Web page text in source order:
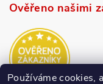
Ověřeno našimi
Používáme cookies,